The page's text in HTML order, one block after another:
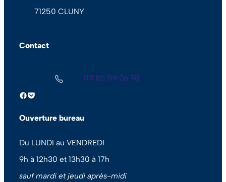
71250 CLUNY
Contact
03 85 59 26 98
Facebook Pocket
Ouverture bureau
Du LUNDI au VENDREDI
9h à 12h30 et 13h30 à 17h
sauf mardi et jeudi après-midi